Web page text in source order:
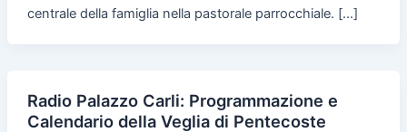
centrale della famiglia nella pastorale parrocchiale. […]
Radio Palazzo Carli: Programmazione e
Calendario della Veglia di Pentecoste